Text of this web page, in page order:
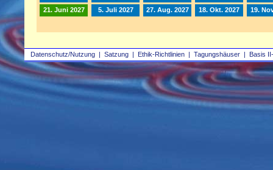
Datenschutz/Nutzung | Satzung | Ethik-Richtlinien | Tagungshäuser | Basis
21. Juni 2027
5. Juli 2027 27. Aug. 2027 18. Okt. 2027 19.